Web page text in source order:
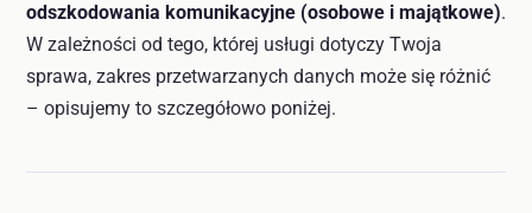
odszkodowania komunikacyjne (osobowe i majątkowe).
W zależności od tego, której usługi dotyczy Twoja
sprawa, zakres przetwarzanych danych może się różnić
– opisujemy to szczegółowo poniżej.